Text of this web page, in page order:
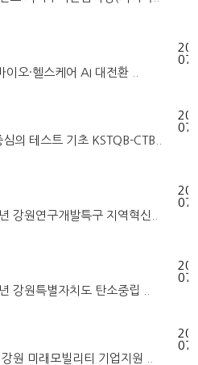
오·헬스케어 AI 대전환 ..
의 테스트 기초 KSTQB-CTB..
원연구개발특구 지역혁신..
원특별자치도 탄소중립 ..
미래모빌리티 기업지원 ..